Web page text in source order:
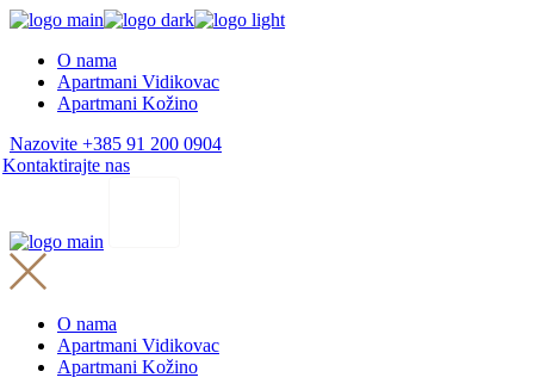
Skip
content
O nama
Apartmani Vidikovac
Apartmani Kožino
Nazovite +385 91 200 0904
Kontaktirajte nas
O nama
Apartmani Vidikovac
Apartmani Kožino